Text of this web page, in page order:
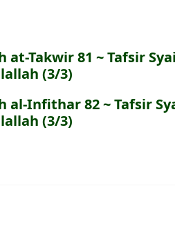
at-Takwir 81 ~ Tafsir
(3/3)
al-Infithar 82 ~ Tafsir
(3/3)